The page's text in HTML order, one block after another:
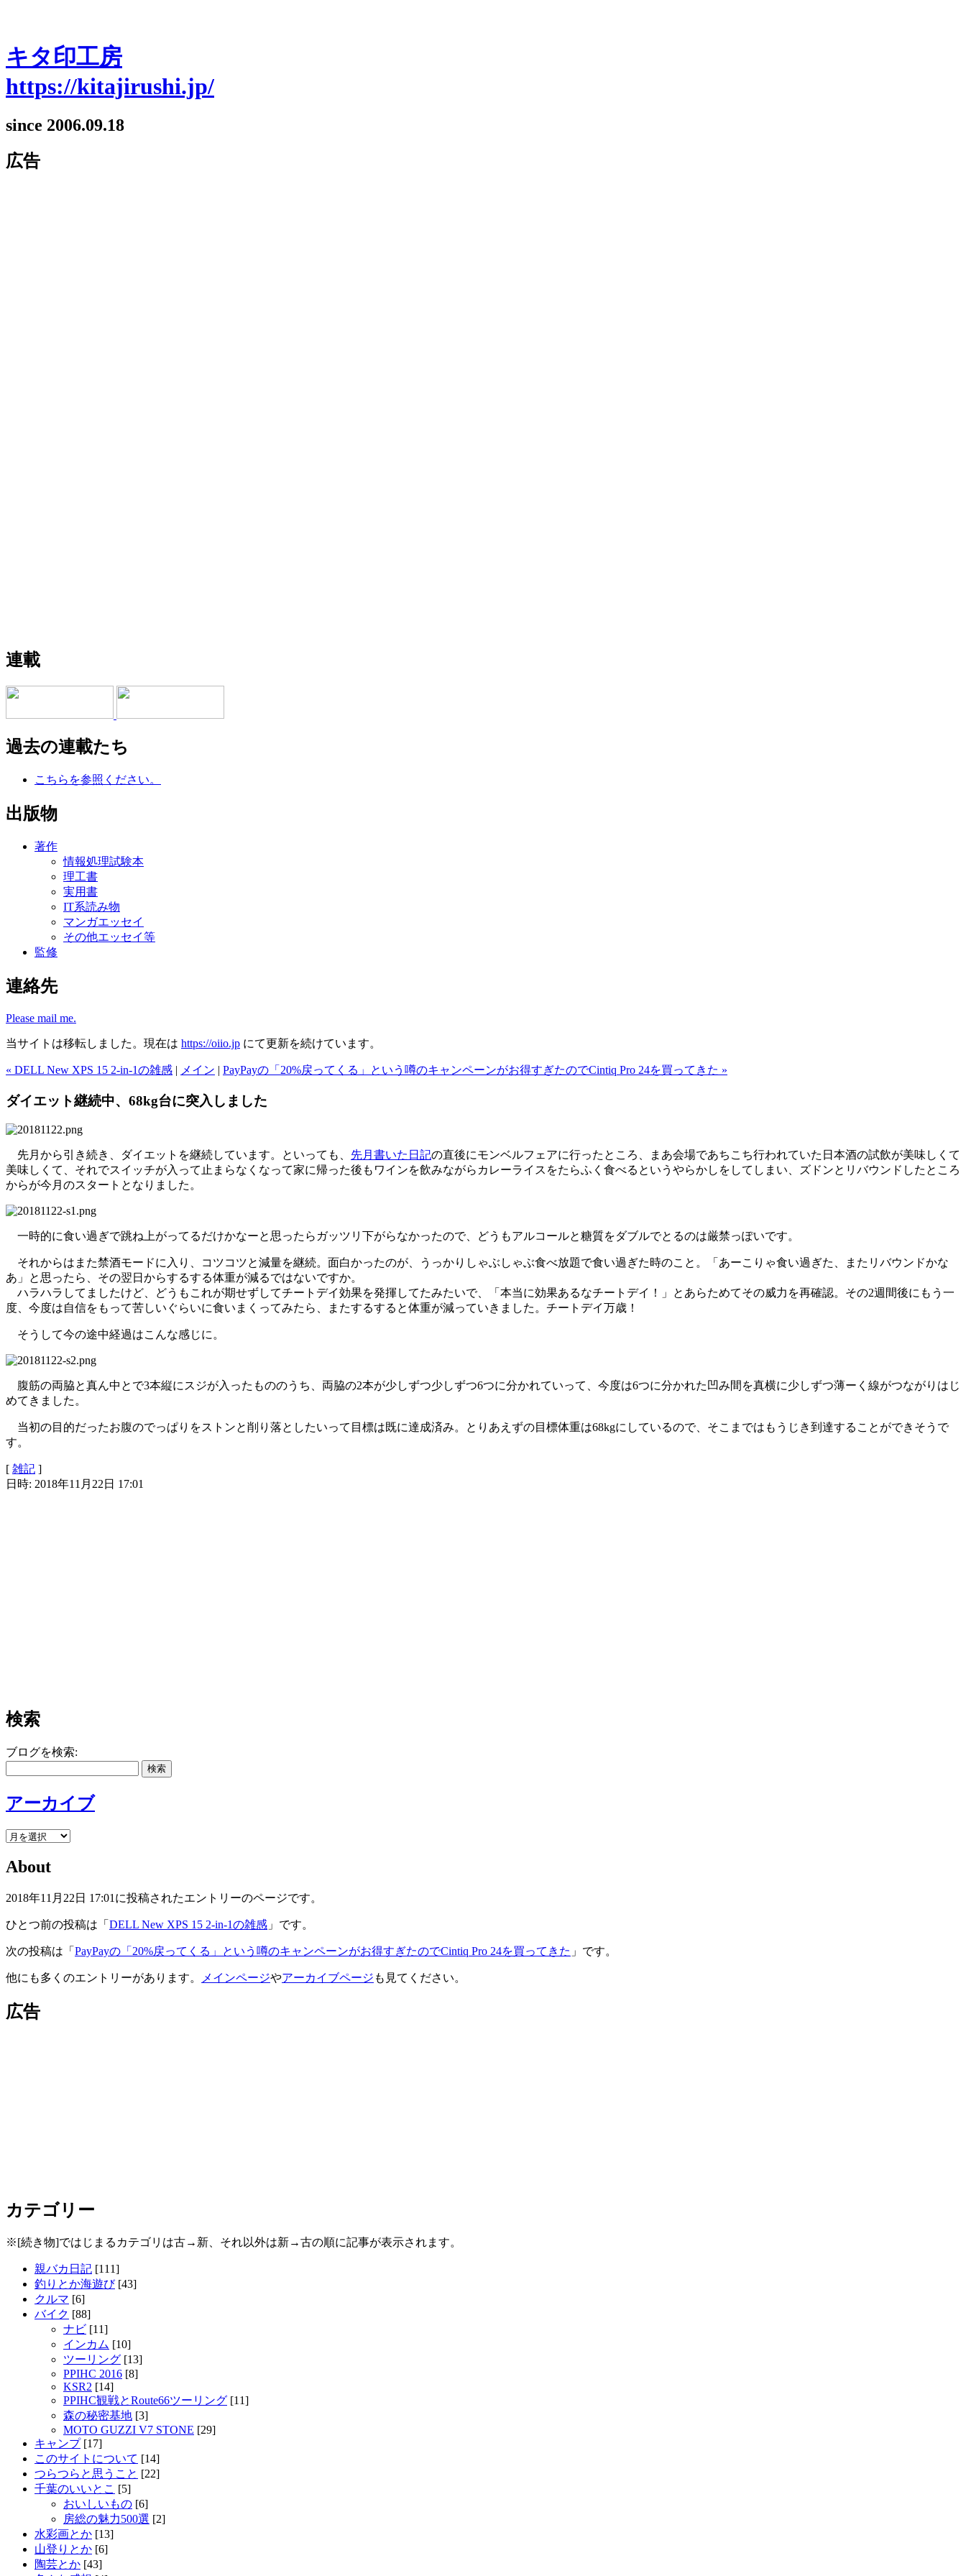
キタ印工房
https://kitajirushi.jp/
since 2006.09.18
広告
連載
過去の連載たち
こちらを参照ください。
出版物
著作
情報処理試験本
理工書
実用書
IT系読み物
マンガエッセイ
その他エッセイ等
監修
連絡先
Please mail me.
当サイトは移転しました。現在は https://oiio.jp にて更新を続けています。
« DELL New XPS 15 2-in-1の雑感 | メイン | PayPayの「20%戻ってくる」という噂のキャンペーンがお得すぎたのでCintiq Pro 24を買ってきた »
ダイエット継続中、68kg台に突入しました
先月から引き続き、ダイエットを継続しています。といっても、 先月書いた日記の直後にモンベルフェアに行ったところ、まあ会場であちこち行われていた日本酒の試飲が美味しくて
美味しくて、それでスイッチが入って止まらなくなって家に帰った後もワインを飲みながらカレーライスをたらふく食べるというやらかしをしてしまい、ズドンとリバウンドしたところ
からが今月のスタートとなりました。
一時的に食い過ぎで跳ね上がってるだけかなーと思ったらガッツリ下がらなかったので、どうもアルコールと糖質をダブルでとるのは厳禁っぽいです。
それからはまた禁酒モードに入り、コツコツと減量を継続。面白かったのが、うっかりしゃぶしゃぶ食べ放題で食い過ぎた時のこと。「あーこりゃ食い過ぎた、またリバウンドかな
あ」と思ったら、その翌日からするする体重が減るではないですか。
ハラハラしてましたけど、どうもこれが期せずしてチートデイ効果を発揮してたみたいで、「本当に効果あるなチートデイ！」とあらためてその威力を再確認。その2週間後にもう一
度、今度は自信をもって苦しいぐらいに食いまくってみたら、またするすると体重が減っていきました。チートデイ万歳！
そうして今の途中経過はこんな感じに。
腹筋の両脇と真ん中とで3本縦にスジが入ったもののうち、両脇の2本が少しずつ少しずつ6つに分かれていって、今度は6つに分かれた凹み間を真横に少しずつ薄ーく線がつながりはじ
めてきました。
当初の目的だったお腹のでっぱりをストンと削り落としたいって目標は既に達成済み。とりあえずの目標体重は68kgにしているので、そこまではもうじき到達することができそうで
す。
[ 雑記 ]
日時: 2018年11月22日 17:01
検索
ブログを検索:
アーカイブ
About
2018年11月22日 17:01に投稿されたエントリーのページです。
ひとつ前の投稿は「 DELL New XPS 15 2-in-1の雑感 」です。
次の投稿は「 PayPayの「20%戻ってくる」という噂のキャンペーンがお得すぎたのでCintiq Pro 24を買ってきた 」です。
他にも多くのエントリーがあります。 メインページやアーカイブページ も見てください。
広告
カテゴリー
※[続き物]ではじまるカテゴリは古→新、それ以外は新→古の順に記事が表示されます。
親バカ日記 [111]
釣りとか海遊び[43]
クルマ [6]
バイク [88]
ナビ [11]
インカム [10]
ツーリング [13]
PPIHC 2016 [8]
KSR2 [14]
PPIHC観戦とRoute66ツーリング [11]
森の秘密基地 [3]
MOTO GUZZI V7 STONE [29]
キャンプ[17]
このサイトについて [14]
つらつらと思うこと [22]
千葉のいいとこ [5]
おいしいもの [6]
房総の魅力500選 [2]
水彩画とか [13]
山登りとか [6]
陶芸とか [43]